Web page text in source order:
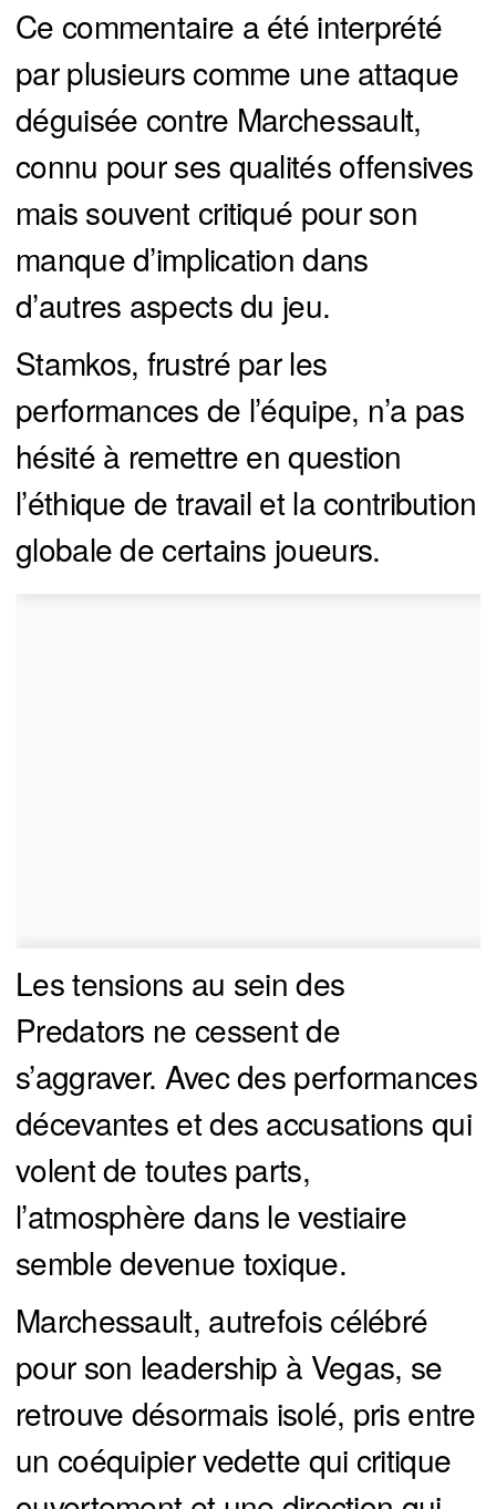
Ce commentaire a été interprété
par plusieurs comme une attaque
déguisée contre Marchessault,
connu pour ses qualités offensives
mais souvent critiqué pour son
manque d’implication dans
d’autres aspects du jeu.
Stamkos, frustré par les
performances de l’équipe, n’a pas
hésité à remettre en question
l’éthique de travail et la contribution
globale de certains joueurs.
Les tensions au sein des
Predators ne cessent de
s’aggraver. Avec des performances
décevantes et des accusations qui
volent de toutes parts,
l’atmosphère dans le vestiaire
semble devenue toxique.
Marchessault, autrefois célébré
pour son leadership à Vegas, se
retrouve désormais isolé, pris entre
un coéquipier vedette qui critique